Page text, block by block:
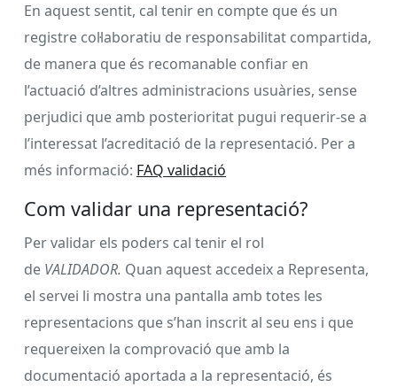
En aquest sentit, cal tenir en compte que és un
registre col·laboratiu de responsabilitat compartida,
de manera que és recomanable confiar en
l’actuació d’altres administracions usuàries, sense
perjudici que amb posterioritat pugui requerir-se a
l’interessat l’acreditació de la representació. Per a
més informació: FAQ validació
Com validar una representació?
Per validar els poders cal tenir el rol
de VALIDADOR. Quan aquest accedeix a Representa,
el servei li mostra una pantalla amb totes les
representacions que s’han inscrit al seu ens i que
requereixen la comprovació que amb la
documentació aportada a la representació, és